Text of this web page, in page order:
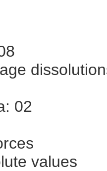
02
values